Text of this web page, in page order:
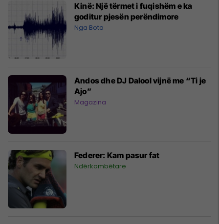
Kinë: Një tërmet i fuqishëm e ka
goditur pjesën perëndimore
Nga Bota
Andos dhe DJ Dalool vijnë me “Ti je
Ajo”
Magazina
Federer: Kam pasur fat
Ndërkombëtare